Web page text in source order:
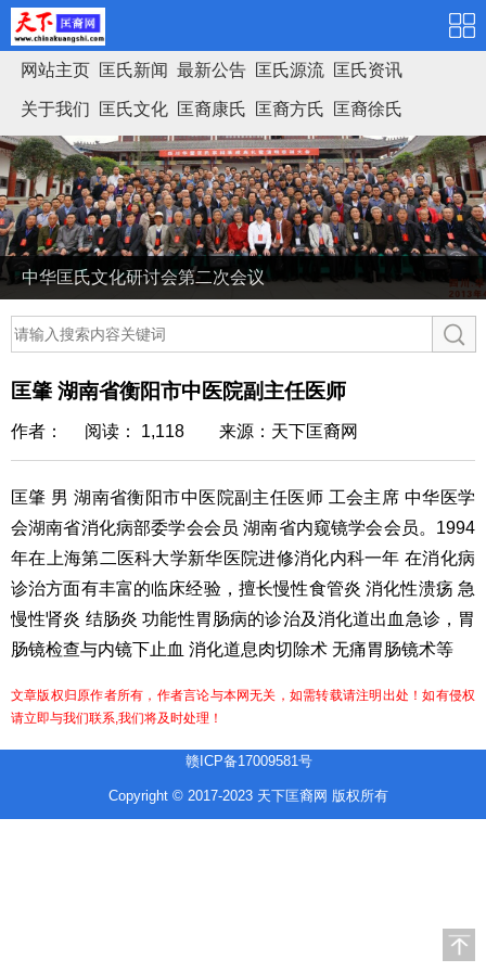
网站主页 匡氏新闻 最新公告 匡氏源流 匡氏资讯
关于我们 匡氏文化 匡裔康氏 匡裔方氏 匡裔徐氏
匡氏家谱
中华匡氏文化研讨会第二次会议
匡肇 湖南省衡阳市中医院副主任医师
作者： 阅读： 1,118 来源：天下匡裔网
匡肇 男 湖南省衡阳市中医院副主任医师 工会主席 中华医学
会湖南省消化病部委学会会员 湖南省内窥镜学会会员。1994
年在上海第二医科大学新华医院进修消化内科一年 在消化病
诊治方面有丰富的临床经验，擅长慢性食管炎 消化性溃疡 急
慢性肾炎 结肠炎 功能性胃肠病的诊治及消化道出血急诊，胃
肠镜检查与内镜下止血 消化道息肉切除术 无痛胃肠镜术等
文章版权归原作者所有，作者言论与本网无关，如需转载请注明出处！如有侵权
请立即与我们联系,我们将及时处理！
赣ICP备17009581号
Copyright © 2017-2023 天下匡裔网 版权所有